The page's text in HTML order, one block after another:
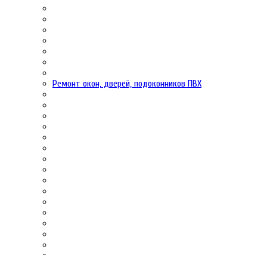
Ремонт окон, дверей, подоконников ПВХ